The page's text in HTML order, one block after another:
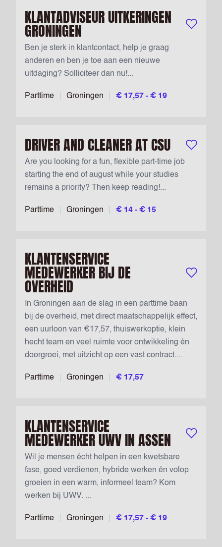
KLANTADVISEUR UITKERINGEN
GRONINGEN Bewaar
Parttime Groningen € 17,57 - € 19
Ben je sterk in klantcontact, help je graag
anderen en ben je toe aan een nieuwe
uitdaging? Solliciteer dan nu!...
DRIVER AND CLEANER AT CSU Bewaar
Parttime Groningen € 14 - € 15
Are you looking for a fun, flexible part-time job
starting the end of august while your studies
remains a priority? Then keep reading!...
KLANTENSERVICE
MEDEWERKER BIJ DE
OVERHEID Bewaar
Parttime Groningen € 17,57
In Groningen aan de slag in een parttime baan
bij de overheid, met direct maatschappelijk effect,
een uurloon van €17,57, thuiswerkoptie, klein
hecht team en veel ruimte voor ontwikkeling én
doorgroei, met uitzicht op een vast contract....
KLANTENSERVICE
MEDEWERKER UWV IN ASSEN Bewaar
Parttime Groningen € 17,57 - € 19
Wil je mensen écht helpen in een kwetsbare
fase, goed verdienen, hybride werken én volop
groeien in een warm, informeel team? Kom
werken bij UWV. ...